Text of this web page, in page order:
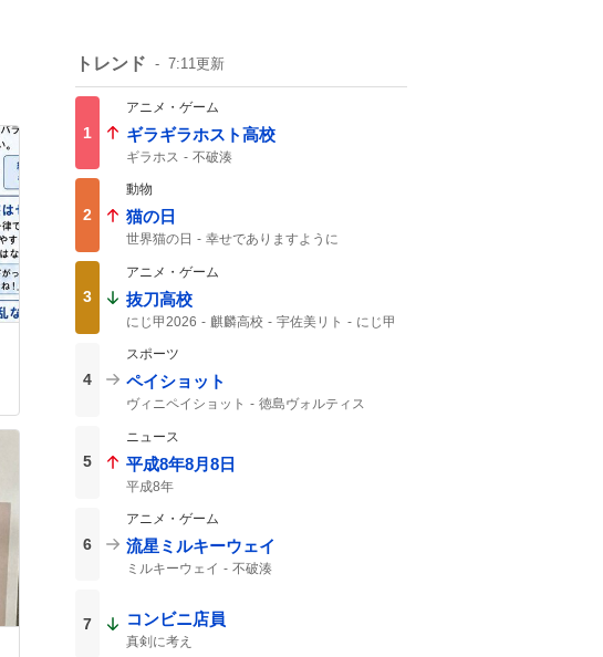
トレンド 7:11更新
1
アニメ・ゲーム
ギラギラホスト高校
ギラホス 不破湊
2
動物
猫の日
世界猫の日
幸せでありますように
3
アニメ・ゲーム
抜刀高校
にじ甲2026 麒麟高校 宇佐美リト
にじ甲
4
スポーツ
ペイショット
ヴィニペイショット
徳島ヴォルティス
ヴォルティス
コンサドーレ札幌
シュート
5
ニュース
平成8年8月8日
平成8年
6
アニメ・ゲーム
流星ミルキーウェイ
ミルキーウェイ 不破湊
7 コンビニ店員
真剣に考え